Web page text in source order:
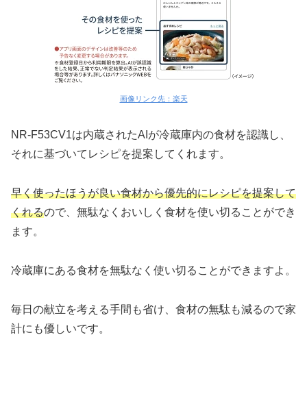
画像リンク先：楽天
NR-F53CV1は内蔵されたAIが冷蔵庫内の食材を認識し、
それに基づいてレシピを提案してくれます。
早く使ったほうが良い食材から優先的にレシピを提案して
くれるので、無駄なくおいしく食材を使い切ることができ
ます。
冷蔵庫にある食材を無駄なく使い切ることができますよ。
毎日の献立を考える手間も省け、食材の無駄も減るので家
計にも優しいです。